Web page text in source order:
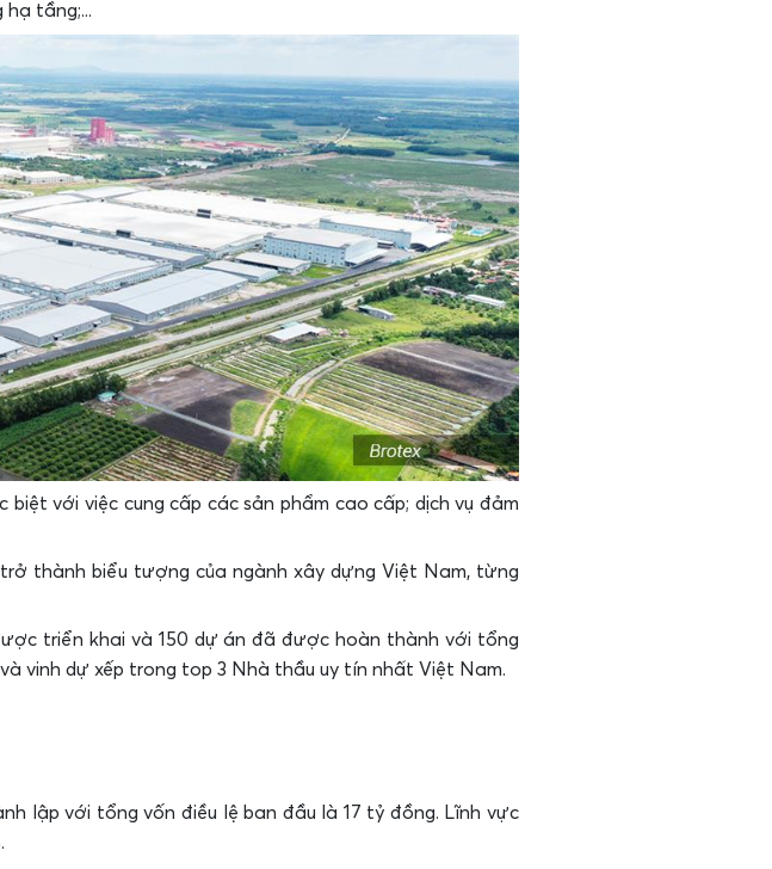
tầng;...
với việc cung cấp các sản phẩm cao cấp; dịch vụ đảm
thành biểu tượng của ngành xây dựng Việt Nam, từng
triển khai và 150 dự án đã được hoàn thành với tổng
vinh dự xếp trong top 3 Nhà thầu uy tín nhất Việt Nam.
lập với tổng vốn điều lệ ban đầu là 17 tỷ đồng. Lĩnh vực